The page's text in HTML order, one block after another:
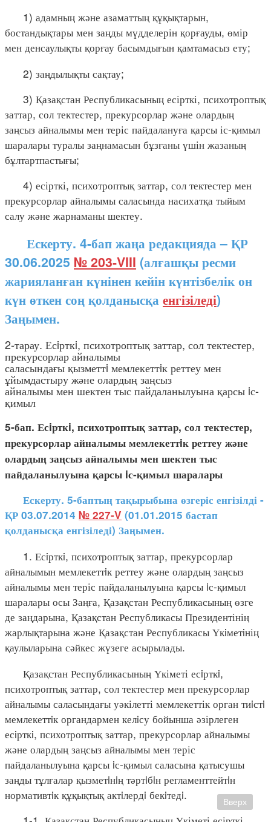
1) адамның және азаматтың құқықтарын,
бостандықтары мен заңды мүдделерін қорғауды, өмір
мен денсаулықты қорғау басымдығын қамтамасыз ету;
2) заңдылықты сақтау;
3) Қазақстан Республикасының есірткі, психотроптық
заттар, сол тектестер, прекурсорлар және олардың
заңсыз айналымы мен теріс пайдалануға қарсы іс-қимыл
шаралары туралы заңнамасын бұзғаны үшін жазаның
бұлтартпастығы;
4) есірткі, психотроптық заттар, сол тектестер мен
прекурсорлар айналымы саласында насихатқа тыйым
салу және жарнаманы шектеу.
Ескерту. 4-бап жаңа редакцияда – ҚР
30.06.2025 № 203-VIII (алғашқы ресми
жарияланған күнінен кейін күнтізбелік он
күн өткен соң қолданысқа енгізіледі)
Заңымен.
2-тарау. Есiрткi, психотроптық заттар, сол тектестер,
прекурсорлар айналымы
саласындағы қызметтi мемлекеттiк реттеу мен
ұйымдастыру және олардың заңсыз
айналымы мен шектен тыс пайдаланылуына қарсы iс-
қимыл
5-бап. Есiрткi, психотроптық заттар, сол тектестер,
прекурсорлар айналымы мемлекеттiк реттеу және
олардың заңсыз айналымы мен шектен тыс
пайдаланылуына қарсы iс-қимыл шаралары
Ескерту. 5-баптың тақырыбына өзгеріс енгізілді -
ҚР 03.07.2014 № 227-V (01.01.2015 бастап
қолданысқа енгізіледі) Заңымен.
1. Есiрткi, психотроптық заттар, прекурсорлар
айналымын мемлекеттiк реттеу және олардың заңсыз
айналымы мен теріс пайдаланылуына қарсы iс-қимыл
шаралары осы Заңға, Қазақстан Республикасының өзге
де заңдарына, Қазақстан Республикасы Президентінің
жарлықтарына және Қазақстан Республикасы Үкiметiнің
қаулыларына сәйкес жүзеге асырылады.
Қазақстан Республикасының Үкіметі есiрткi,
психотроптық заттар, сол тектестер мен прекурсорлар
айналымы саласындағы уәкілетті мемлекеттік орган тиiстi
мемлекеттiк органдармен келiсу бойынша әзірлеген
есiрткi, психотроптық заттар, прекурсорлар айналымы
және олардың заңсыз айналымы мен теріс
пайдаланылуына қарсы iс-қимыл саласына қатысушы
заңды тұлғалар қызметiнiң тәртiбiн регламенттейтiн
нормативтiк құқықтық актiлердi бекiтедi.
Вверх